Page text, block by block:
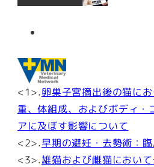
<1>.卵巣子宮摘出後の猫に
重、体組成、およびボディ・
アに及ぼす影響について
<2>.早期の避妊・去勢術：
<3>.雄猫および雌猫におい